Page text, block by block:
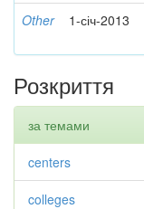
Other 1-січ-2013
Розкриття
за темами
centers
colleges